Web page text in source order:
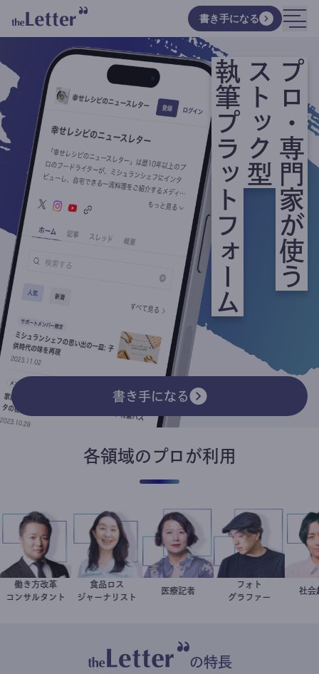
書き手になる
プロ・専門家が使う
ストック型
執筆プラットフォーム
書き手になる
各領域のプロが利用
新田龍
働き方改革
コンサルタント
井出留美
食品ロス
ジャーナリスト
岩永直子
医療記者 別所隆弘
フォト
グラファー
の特長